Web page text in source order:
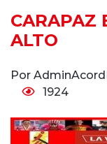
CARAPAZ
ALTO
Por
1924